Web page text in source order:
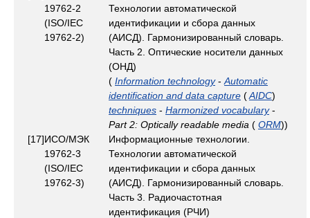
19762-2
(ISO/IEC
19762-2)
Технологии автоматической
идентификации и сбора данных
(АИСД). Гармонизированный словарь.
Часть 2. Оптические носители данных
(ОНД)
( Information technology- Automatic
identification and data capture (AIDC)
techniques - Harmonized vocabulary-
Part 2: Optically readable media ( ORM))
[17]ИСО/МЭК
19762-3
(ISO/IEC
19762-3)
Информационные технологии.
Технологии автоматической
идентификации и сбора данных
(АИСД). Гармонизированный словарь.
Часть 3. Радиочастотная
идентификация (РЧИ)